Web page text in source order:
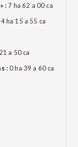
: 7 ha 62 a 00 ca
4 ha 15 a 55 ca
a 50 ca
:0 ha 39 a 60 ca